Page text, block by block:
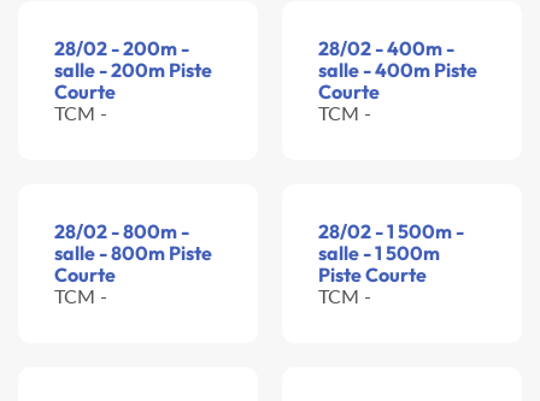
28/02 - 200m -
salle - 200m Piste
Courte
TCM -
28/02 - 400m -
salle - 400m Piste
Courte
TCM -
28/02 - 800m -
salle - 800m Piste
Courte
TCM -
28/02 - 1 500m -
salle - 1 500m
Piste Courte
TCM -